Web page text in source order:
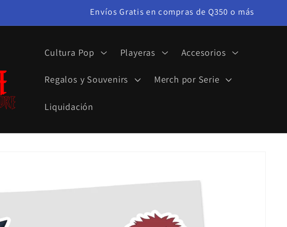
Envíos Gratis en compras de Q350 o más
Cultura Pop Playeras Accesorios
Regalos y Souvenirs Merch por Serie
Liquidación